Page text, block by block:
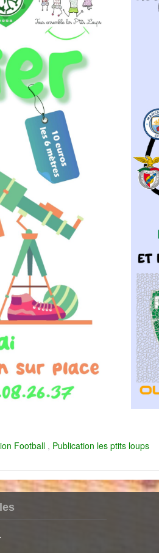
Football , Publication les ptits loups